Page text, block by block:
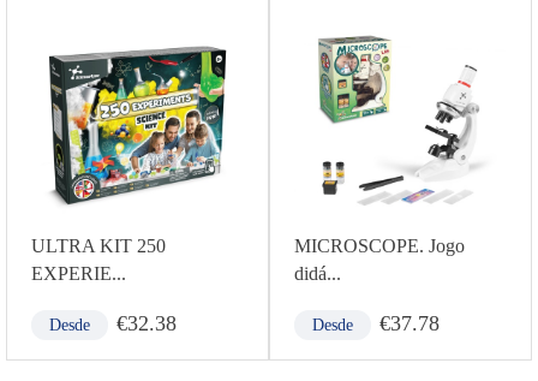
ULTRA KIT 250
EXPERIE...
Desde €32.38
MICROSCOPE. Jogo
didá...
Desde €37.78